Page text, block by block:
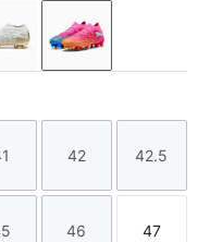
Black-PUMA Silver
Red-Strong Gray
Jewel
PUMA White-Metallic
Poison Pink-Sun
Taille Taille
42
Taille
42.5
46 47